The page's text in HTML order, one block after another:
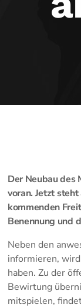
Der Neubau des
voran. Jetzt
kommenden
Benennung und
Neben den
informieren,
haben. Zu der
Bewirtung
mitspielen,